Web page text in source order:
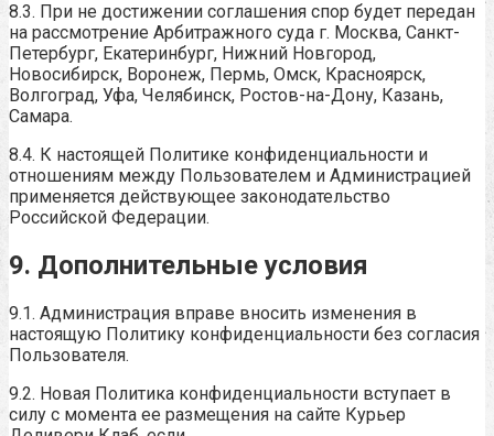
8.3. При не достижении соглашения спор будет передан
на рассмотрение Арбитражного суда г. Москва, Санкт-
Петербург, Екатеринбург, Нижний Новгород,
Новосибирск, Воронеж, Пермь, Омск, Красноярск,
Волгоград, Уфа, Челябинск, Ростов-на-Дону, Казань,
Самара.
8.4. К настоящей Политике конфиденциальности и
отношениям между Пользователем и Администрацией
применяется действующее законодательство
Российской Федерации.
9. Дополнительные условия
9.1. Администрация вправе вносить изменения в
настоящую Политику конфиденциальности без согласия
Пользователя.
9.2. Новая Политика конфиденциальности вступает в
силу с момента ее размещения на сайте Курьер